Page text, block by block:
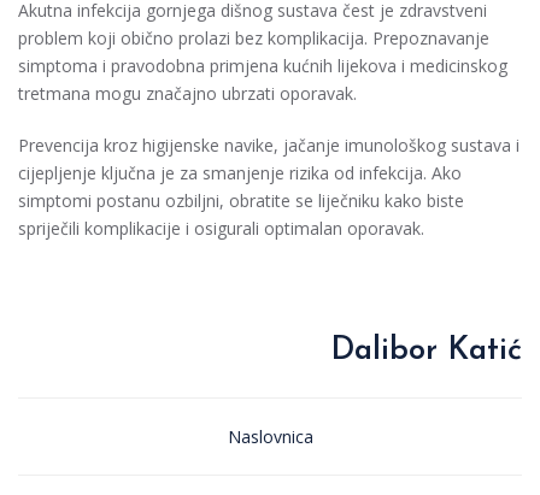
Akutna infekcija gornjega dišnog sustava čest je zdravstveni
problem koji obično prolazi bez komplikacija. Prepoznavanje
simptoma i pravodobna primjena kućnih lijekova i medicinskog
tretmana mogu značajno ubrzati oporavak.
Prevencija kroz higijenske navike, jačanje imunološkog sustava i
cijepljenje ključna je za smanjenje rizika od infekcija. Ako
simptomi postanu ozbiljni, obratite se liječniku kako biste
spriječili komplikacije i osigurali optimalan oporavak.
Dalibor Katić
Naslovnica